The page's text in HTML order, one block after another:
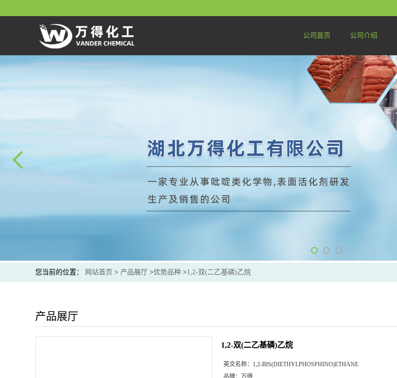
公司首页 公司介绍
您当前的位置： 网站首页 > 产品展厅 >优势品种 >1,2-双(二乙基磷)乙烷
产品展厅
1,2-双(二乙基磷)乙烷
英文名称： 1,2-BIS(DIETHYLPHOSPHINO)ETHANE
品牌： 万得